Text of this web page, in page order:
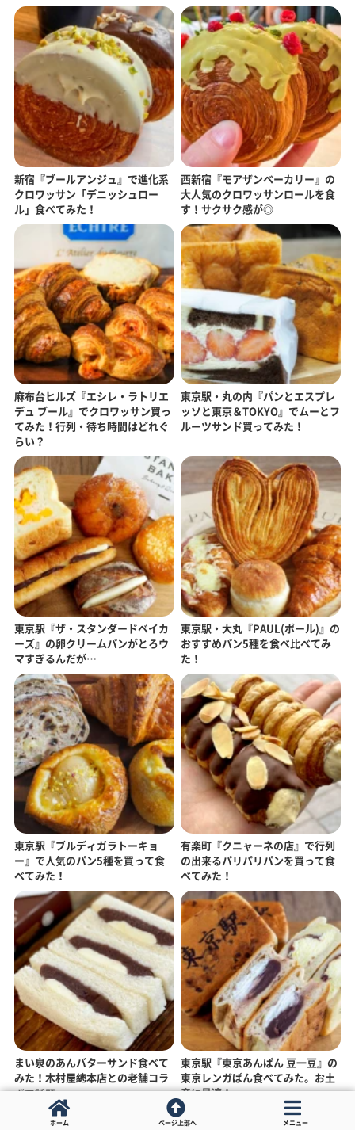
新宿『ブールアンジュ』で進化系
クロワッサン「デニッシュロー
ル」食べてみた！
西新宿『モアザンベーカリー』の
大人気のクロワッサンロールを食
す！サクサク感が◎
麻布台ヒルズ『エシレ・ラトリエ
デュ ブール』でクロワッサン買っ
てみた！行列・待ち時間はどれぐ
らい？
東京駅・丸の内『パンとエスプレ
ッソと東京＆TOKYO』でムーとフ
ルーツサンド買ってみた！
東京駅『ザ・スタンダードベイカ
ーズ』の卵クリームパンがとろウ
マすぎるんだが…
東京駅・大丸『PAUL(ポール)』の
おすすめパン5種を食べ比べてみ
た！
東京駅『ブルディガラトーキョ
ー』で人気のパン5種を買って食
べてみた！
有楽町『クニャーネの店』で行列
の出来るパリパリパンを買って食
べてみた！
まい泉のあんバターサンド食べて
みた！木村屋總本店との老舗コラ
ボで話題
東京駅『東京あんぱん 豆一豆』の
東京レンガぱん食べてみた。お土
産に最適！
ホーム ページ上部へ メニュー